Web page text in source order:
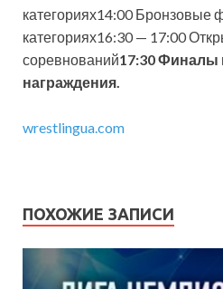
категориях14:00 Бронзовые
категориях16:30 — 17:00
соревнований17:30 Финалы
награждения.
wrestlingua.com
ПОХОЖИЕ ЗАПИСИ